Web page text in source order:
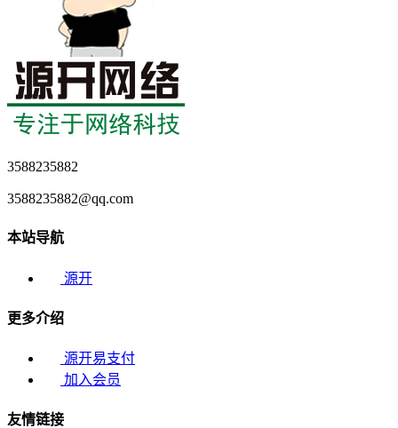
3588235882
3588235882@qq.com
本站导航
源开
更多介绍
源开易支付
加入会员
友情链接